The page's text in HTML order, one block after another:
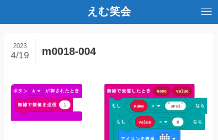
えむ笑会
m0018-004
2023
4/19